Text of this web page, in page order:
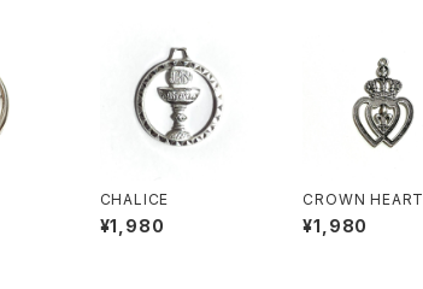
CHALICE
¥1,980
CROWN HEART
¥1,980